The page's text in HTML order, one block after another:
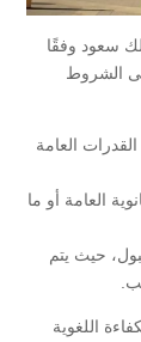
سعود وفقًا
الشروط
العامة
العامة أو ما
حيث يتم
اللغوية